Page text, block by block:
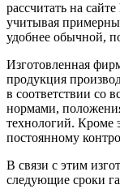
рассчитать на
учитывая
удобнее обычной,
Изготовленная
продукция
в соответствии со
нормами,
технологий. Кроме
постоянному
В связи с этим
следующие сроки